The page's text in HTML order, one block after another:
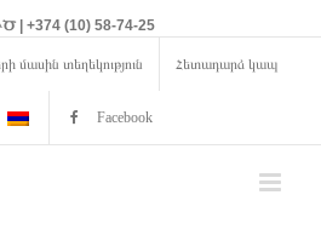
| +374 (10) 58-74-25
մասին տեղեկություն Հետադարձ կապ
Facebook